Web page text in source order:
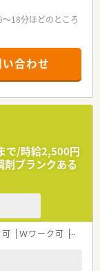
境を考えている
環境！
療に取り組んでい
ますので、
せん！
い方
18分ほどのところ
り組める環境で
す！
配慮していただけま
！
とは
在宅医療に取り組
ますので、
ひとりに負担がか
合わせ
で/時給2,500円
ブランクある
Ｗワーク可 残業